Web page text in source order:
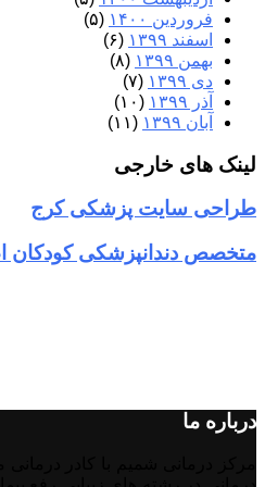
فروردین ۱۴۰۰
(۵)
اسفند ۱۳۹۹
(۶)
بهمن ۱۳۹۹
(۸)
دی ۱۳۹۹
(۷)
آذر ۱۳۹۹
(۱۰)
آبان ۱۳۹۹
(۱۱)
لینک های خارجی
طراحی سایت پزشکی کرج
متخصص دندانپزشکی کودکان
درباره ما